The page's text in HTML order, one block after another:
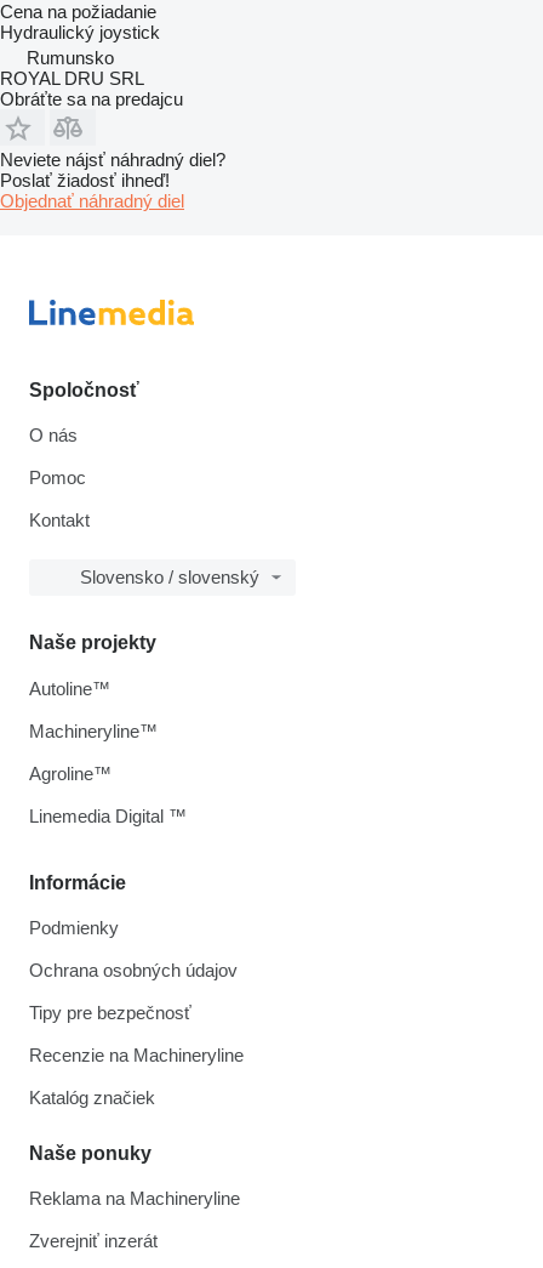
Cena na požiadanie
Hydraulický joystick
Rumunsko
ROYAL DRU SRL
Obráťte sa na predajcu
Neviete nájsť náhradný diel?
Poslať žiadosť ihneď!
Objednať náhradný diel
Spoločnosť
O nás
Pomoc
Kontakt
Slovensko / slovenský
Informácie
Podmienky
Ochrana osobných údajov
Tipy pre bezpečnosť
Recenzie na Machineryline
Katalóg značiek
Naše ponuky
Reklama na Machineryline
Zverejniť inzerát
Naše projekty
Autoline™
Machineryline™
Agroline™
Linemedia Digital ™